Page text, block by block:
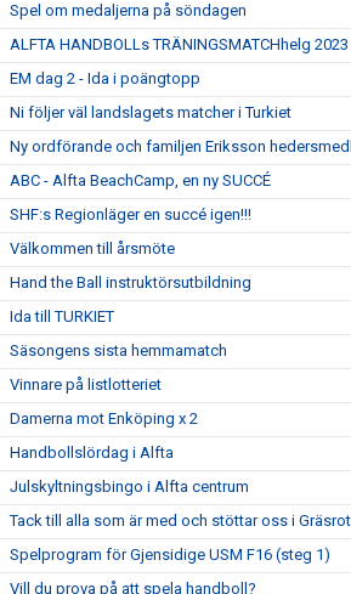
Spel om medaljerna på söndagen
ALFTA HANDBOLLs TRÄNINGSMATCHhelg 2023
EM dag 2 - Ida i poängtopp
Ni följer väl landslagets matcher i Turkiet
Ny ordförande och familjen Eriksson
ABC - Alfta BeachCamp, en ny SUCCÉ
SHF:s Regionläger en succé igen!!!
Välkommen till årsmöte
Hand the Ball instruktörsutbildning
Ida till TURKIET
Säsongens sista hemmamatch
Vinnare på listlotteriet
Damerna mot Enköping x 2
Handbollslördag i Alfta
Julskyltningsbingo i Alfta centrum
Tack till alla som är med och stöttar oss i
Spelprogram för Gjensidige USM F16 (steg 1)
Vill du prova på att spela handboll?